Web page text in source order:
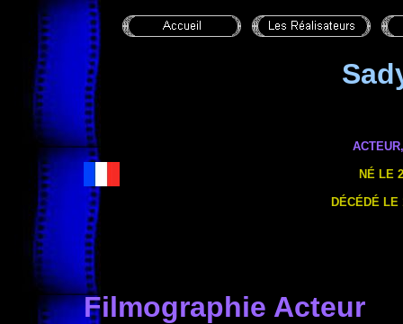
NÉ LE
DÉCÉDÉ LE
Filmographie Acteur